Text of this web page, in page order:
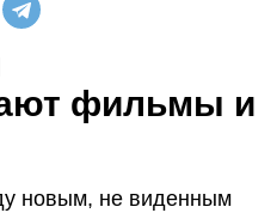
фильмы и
новым, не виденным